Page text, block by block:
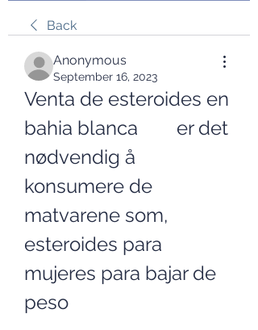
Back
Anonymous
September 16, 2023
Venta de esteroides en
bahia blanca        er det
nødvendig å
konsumere de
matvarene som,
esteroides para
mujeres para bajar de
peso